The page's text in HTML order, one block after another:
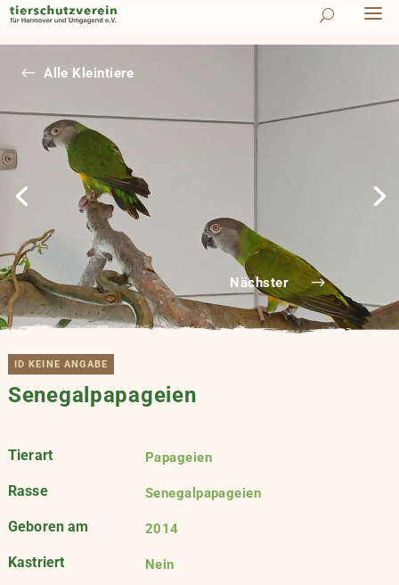
Nächster
# Alle Kleintiere
ID KEINE ANGABE
Senegalpapageien
Tierart Papageien
Rasse Senegalpapageien
Geboren am 2014
Kastriert Nein